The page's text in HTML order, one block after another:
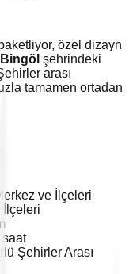
özel dizayn
Bingöl şehrindeki
arası
tamamen ortadan
ve İlçeleri
İlçeleri
saat
Şehirler Arası